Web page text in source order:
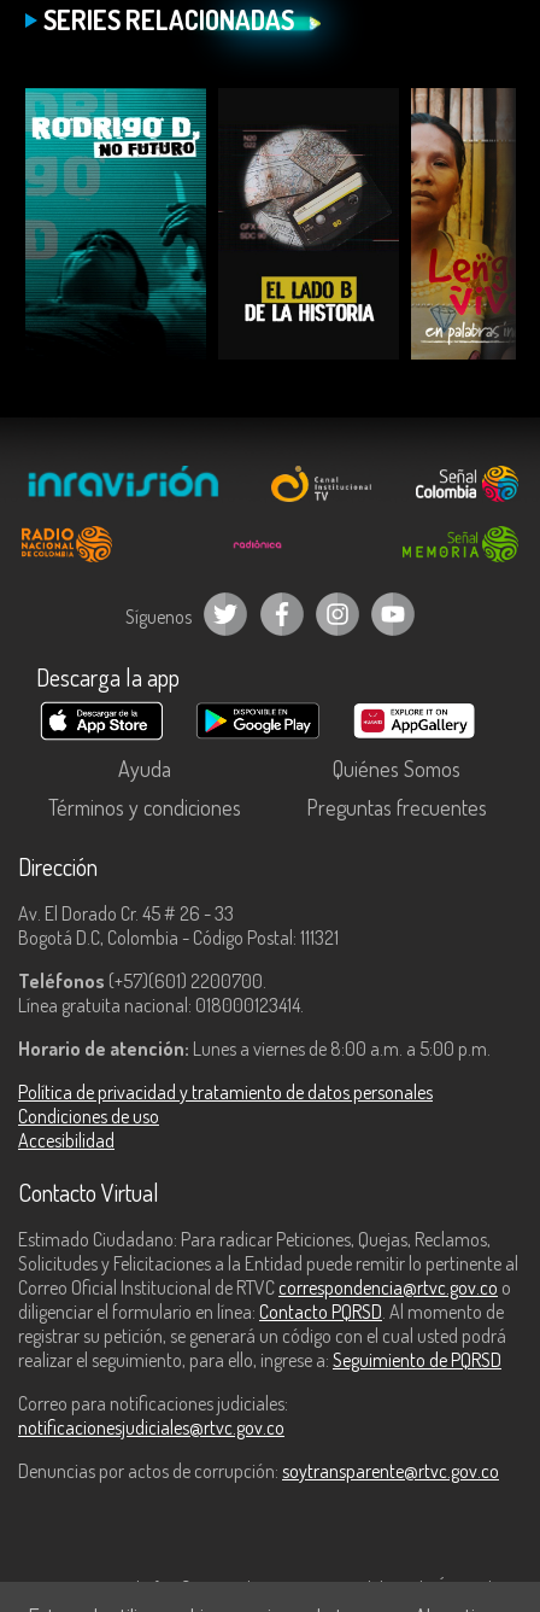
SERIES RELACIONADAS
ESCUCHAR ESCUCHAR
Síguenos
Descarga la app
Ayuda
Quiénes Somos
Términos y condiciones
Preguntas frecuentes
Dirección
Av. El Dorado Cr. 45 # 26 - 33
Bogotá D.C, Colombia - Código Postal: 111321
Teléfonos (+57)(601) 2200700.
Línea gratuita nacional: 018000123414.
Horario de atención: Lunes a viernes de 8:00 a.m. a 5:00 p.m.
Política de privacidad y tratamiento de datos personales
Condiciones de uso
Accesibilidad
Contacto Virtual
Estimado Ciudadano: Para radicar Peticiones, Quejas, Reclamos,
Solicitudes y Felicitaciones a la Entidad puede remitir lo pertinente al
Correo Oficial Institucional de RTVC correspondencia@rtvc.gov.co o
diligenciar el formulario en línea: Contacto PQRSD . Al momento de
registrar su petición, se generará un código con el cual usted podrá
realizar el seguimiento, para ello, ingrese a: Seguimiento de PQRSD
Correo para notificaciones judiciales:
notificacionesjudiciales@rtvc.gov.co
Denuncias por actos de corrupción: soytransparente@rtvc.gov.co
Este contenido fue financiado con recursos del Fondo Único de